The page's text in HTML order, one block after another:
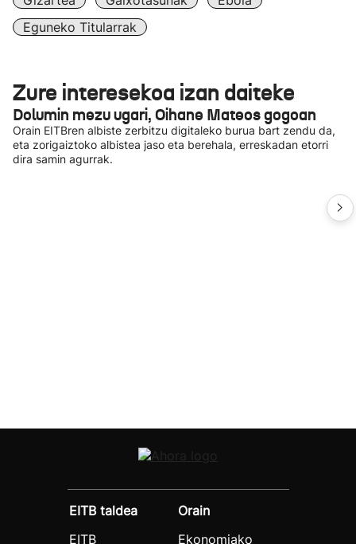
Eguneko Titularrak
Zure interesekoa izan daiteke
Dolumin mezu ugari, Oihane Mateos gogoan
Orain EITBren albiste zerbitzu digitaleko burua bart zendu da,
eta zorigaiztoko albistea jaso eta berehala, erreskadan etorri
dira samin agurrak.
EITB taldea
EITB
Orain
Ekonomiako